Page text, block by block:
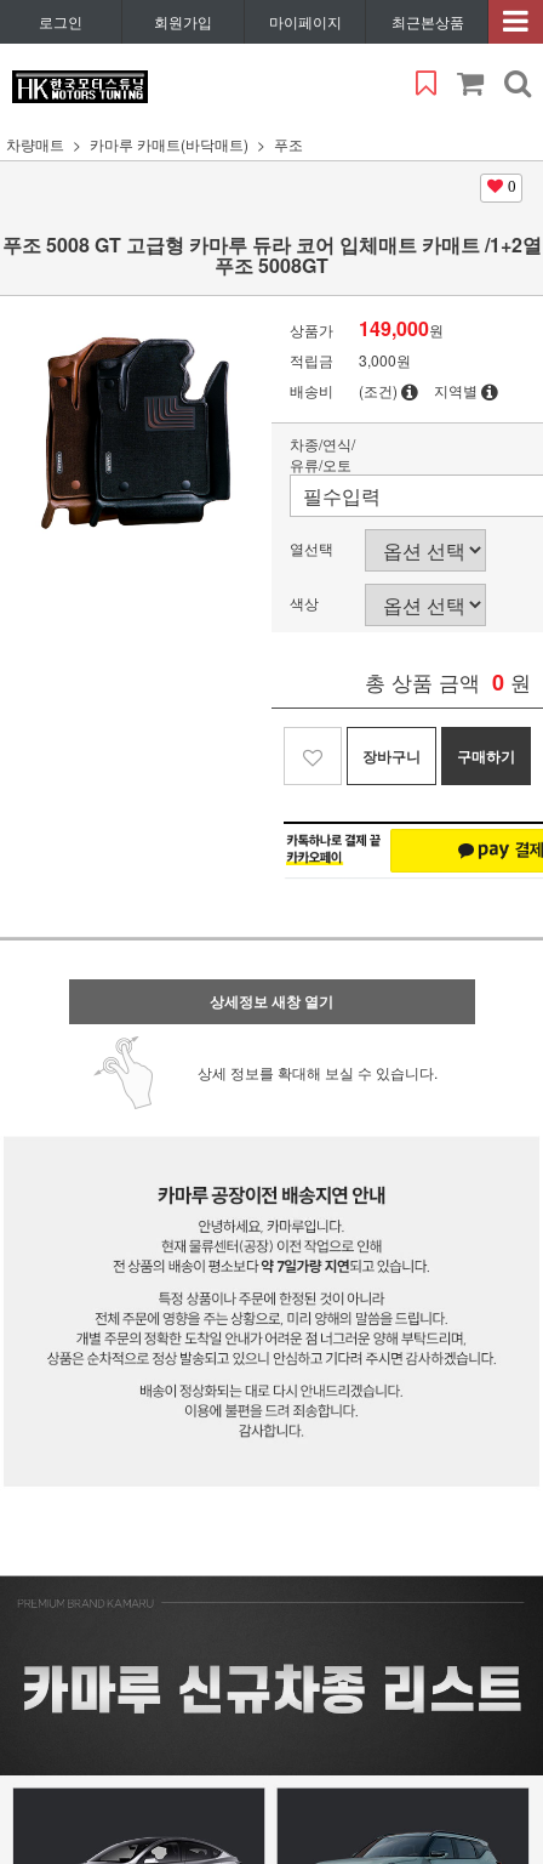
로그인 회원가입 마이페이지 최근본상품
차량매트 카마루 카매트(바닥매트) 푸조
0
푸조 5008 GT 고급형 카마루 듀라 코어 입체매트 카매트 /1+2열
푸조 5008GT
상품가 149,000원
적립금
3,000원
배송비
(조건) 지역별
차종/연식/
유류/오토
열선택
색상
총 상품 금액 0 원
장바구니 구매하기
상세정보 새창 열기
상세 정보를 확대해 보실 수 있습니다.